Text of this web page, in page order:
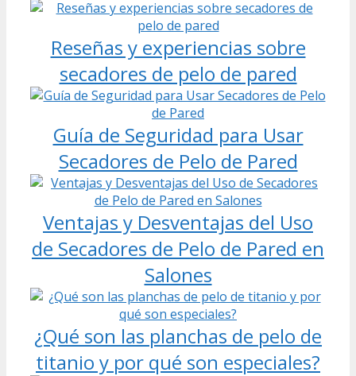
Reseñas y experiencias sobre
secadores de pelo de pared
Guía de Seguridad para Usar
Secadores de Pelo de Pared
Ventajas y Desventajas del Uso
de Secadores de Pelo de Pared en
Salones
¿Qué son las planchas de pelo de
titanio y por qué son especiales?